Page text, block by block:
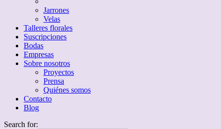
Jarrones
Velas
Talleres florales
Suscripciones
Bodas
Empresas
Sobre nosotros
Proyectos
Prensa
Quiénes somos
Contacto
Blog
Search for: